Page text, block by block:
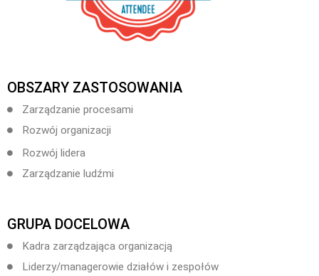
OBSZARY ZASTOSOWANIA
Zarządzanie procesami
Rozwój organizacji
Rozwój lidera
Zarządzanie ludźmi
GRUPA DOCELOWA
Kadra zarządzająca organizacją
Liderzy/managerowie działów i zespołów